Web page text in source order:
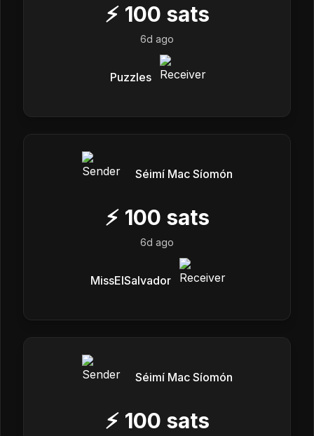
⚡ 100 sats
6d ago
Puzzles
Séimí Mac Síomón
⚡ 100 sats
6d ago
MissElSalvador
Séimí Mac Síomón
⚡ 100 sats